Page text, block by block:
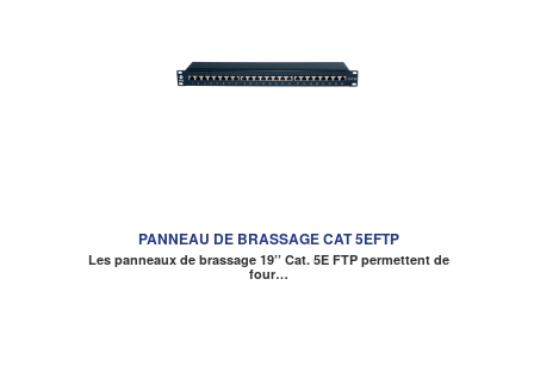
PANNEAU DE BRASSAGE CAT 5EFTP
Les panneaux de brassage 19’’ Cat. 5E FTP permettent de
four…